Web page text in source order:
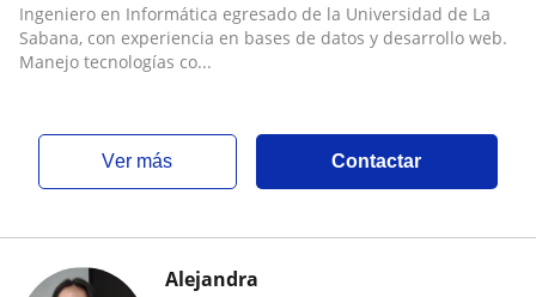
Ingeniero en Informática egresado de la Universidad de La
Sabana, con experiencia en bases de datos y desarrollo web.
Manejo tecnologías co...
ver más Contactar
Alejandra